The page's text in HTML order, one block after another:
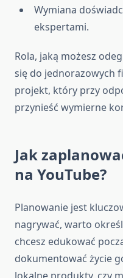
Wymiana
ekspertami.
Rola, jaką możesz
się do jednorazowych
projekt, który przy
przynieść wymierne
Jak
na YouTube?
Planowanie jest
nagrywać, warto
chcesz edukować
dokumentować życie